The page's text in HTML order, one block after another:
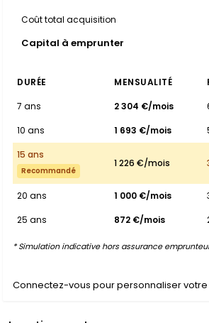
Coût total acquisition
Capital à emprunter
DURÉE MENSUALITÉ
7 ans
2 304 €/mois
10 ans
1 693 €/mois
15 ans
Recommandé
1 226 €/mois
20 ans 1 000 €/mois
25 ans
872 €/mois
* Simulation indicative hors assurance
Connectez-vous pour personnaliser